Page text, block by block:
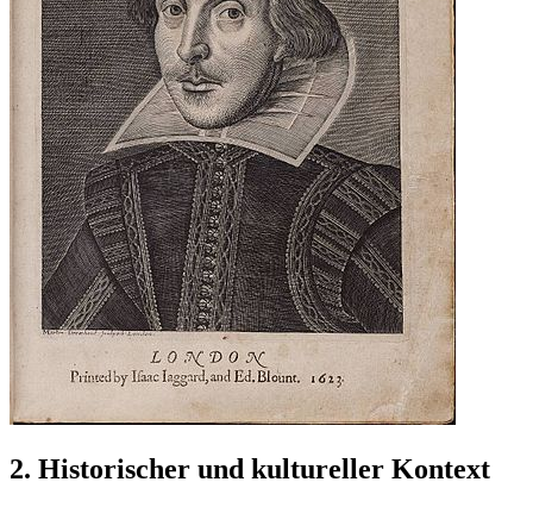
2. Historischer und kultureller Kontext